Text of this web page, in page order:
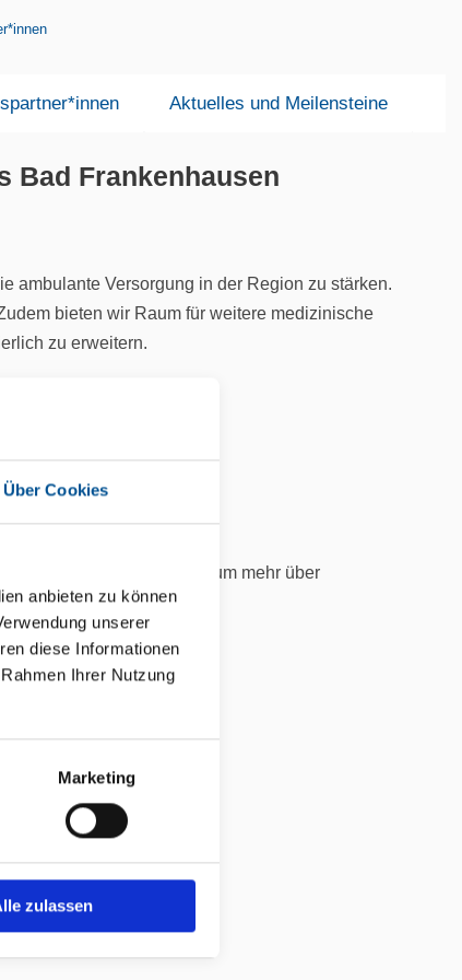
Über Cookies
anbieten zu können
unserer
diese Informationen
Ihrer Nutzung
Marketing
zulassen
Aktuelles und Meilensteine
Bad Frankenhausen
ambulante Versorgung in der Region zu stärken.
bieten wir Raum für weitere medizinische
zu erweitern.
im Gesundheitswesen.
Kontaktieren Sie uns, um mehr über